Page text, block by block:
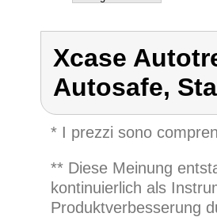
Xcase
Autosafe,
* I prezzi sono
** Diese Meinung
kontinuierlich als
Produktverbesserung